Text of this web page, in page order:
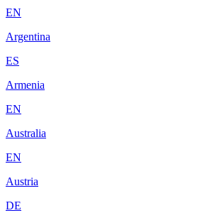
EN
Argentina
ES
Armenia
EN
Australia
EN
Austria
DE